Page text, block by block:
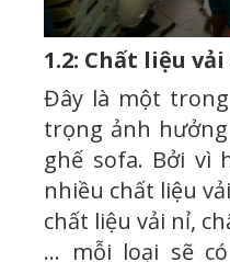
1.2: Chất liệu
Đây là một
trọng ảnh
ghế sofa. Bởi vì
nhiều chất liệu
chất liệu vải nỉ,
… mỗi loại sẽ